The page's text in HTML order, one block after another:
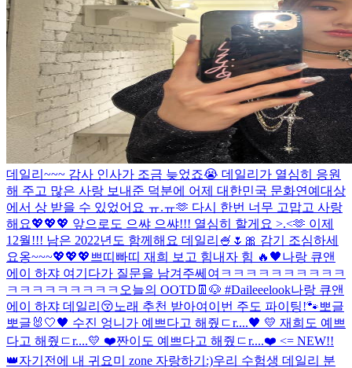
데일리~~~ 감사 인사가 조금 늦었죠😭 데일리가 열심히 응원
해 주고 많은 사랑 보내준 덕분에 어제 대한민국 문화연예대상
에서 상 받을 수 있었어요 ㅠ.ㅠ🫶 다시 한번 너무 고맙고 사랑
해요💖💖💖 앞으로도 으쌰 으쌰!!! 열심히 할게요 >.<🫶 이제
12월!!! 남은 2022년도 함께해요 데일리🍧🌷🎀 감기 조심하세
요옹~~~💖💖💖 쁘띠빠띠 재희 보고 힘내자 힘 🔥🖤나랑 큐앤
에이 하쟈 여기다가 질문을 남겨주쎄여 ㅋㅋㅋㅋㅋㅋㅋㅋㅋㅋ
ㅋㅋㅋㅋㅋㅋㅋㅋㅋ 오늘의 OOTD👖🐶 #Daileeelook나랑 큐앤
에이 하쟈 데일리😚노래 추천 받아여 이번 주도 파이팅!🐾뽀글
뽀글🐰🤍🖤 수진 엉니가 예쁘다고 해줬ㄷr....🖤 💛 재희도 예쁘
다고 해줬ㄷr....💛 ❤️짠이도 예쁘다고 해줬ㄷr....❤️ <= NEW!!
👑자기전에 내 귀요미 zone 자랑하기:)우리 수험생 데일리 분